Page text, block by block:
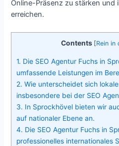
Online-Präsenz zu stärken und
erreichen.
Contents [Rein in
1. Die SEO Agentur Fuchs in
umfassende Leistungen im
2. Wie unterscheidet sich
insbesondere bei der SEO
3. In Sprockhövel bieten wir
auf nationaler Ebene an.
4. Die SEO Agentur Fuchs in
professionelles internationales